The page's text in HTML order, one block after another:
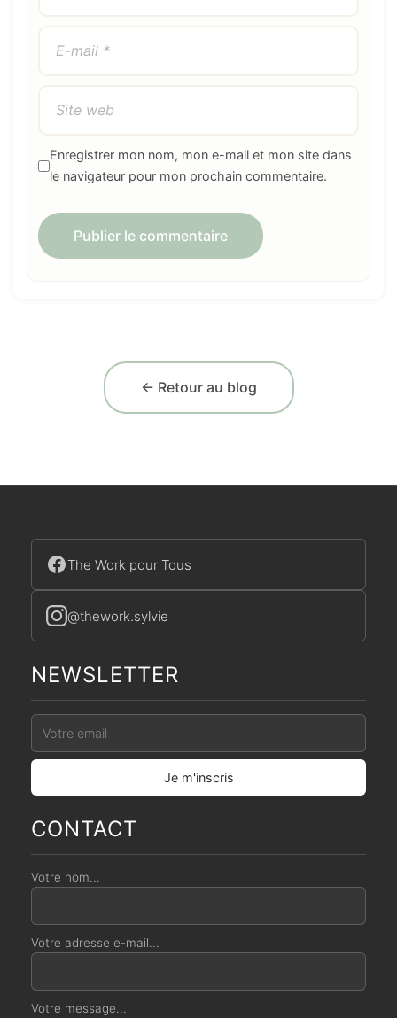
Enregistrer mon nom, mon e-mail et mon site dans
le navigateur pour mon prochain commentaire.
← Retour au blog
The Work pour Tous
@thework.sylvie
NEWSLETTER
CONTACT
Votre nom...
Votre adresse e-mail...
Votre message...